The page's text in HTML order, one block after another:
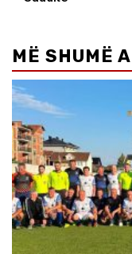
MË SHUMË